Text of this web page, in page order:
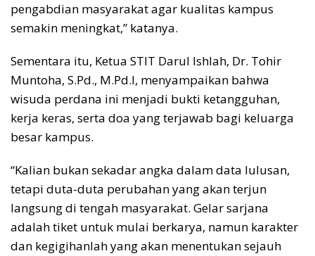
pengabdian masyarakat agar kualitas kampus
semakin meningkat,” katanya.
Sementara itu, Ketua STIT Darul Ishlah, Dr. Tohir
Muntoha, S.Pd., M.Pd.I, menyampaikan bahwa
wisuda perdana ini menjadi bukti ketangguhan,
kerja keras, serta doa yang terjawab bagi keluarga
besar kampus.
“Kalian bukan sekadar angka dalam data lulusan,
tetapi duta-duta perubahan yang akan terjun
langsung di tengah masyarakat. Gelar sarjana
adalah tiket untuk mulai berkarya, namun karakter
dan kegigihanlah yang akan menentukan sejauh